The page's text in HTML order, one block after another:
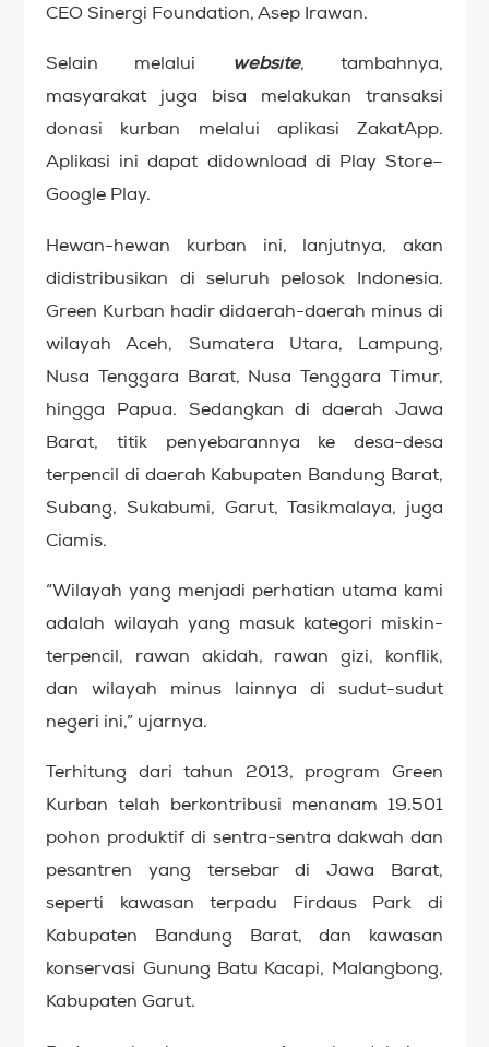
CEO Sinergi Foundation, Asep Irawan.
Selain melalui website, tambahnya,
masyarakat juga bisa melakukan transaksi
donasi kurban melalui aplikasi ZakatApp.
Aplikasi ini dapat didownload di Play Store–
Google Play.
Hewan-hewan kurban ini, lanjutnya, akan
didistribusikan di seluruh pelosok Indonesia.
Green Kurban hadir didaerah-daerah minus di
wilayah Aceh, Sumatera Utara, Lampung,
Nusa Tenggara Barat, Nusa Tenggara Timur,
hingga Papua. Sedangkan di daerah Jawa
Barat, titik penyebarannya ke desa-desa
terpencil di daerah Kabupaten Bandung Barat,
Subang, Sukabumi, Garut, Tasikmalaya, juga
Ciamis.
“Wilayah yang menjadi perhatian utama kami
adalah wilayah yang masuk kategori miskin-
terpencil, rawan akidah, rawan gizi, konflik,
dan wilayah minus lainnya di sudut-sudut
negeri ini,” ujarnya.
Terhitung dari tahun 2013, program Green
Kurban telah berkontribusi menanam 19.501
pohon produktif di sentra-sentra dakwah dan
pesantren yang tersebar di Jawa Barat,
seperti kawasan terpadu Firdaus Park di
Kabupaten Bandung Barat, dan kawasan
konservasi Gunung Batu Kacapi, Malangbong,
Kabupaten Garut.